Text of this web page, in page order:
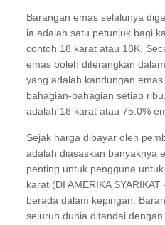
Barangan emas selalunya
ia adalah satu petunjuk bagi
contoh 18 karat atau 18K.
emas boleh diterangkan
yang adalah kandungan
bahagian-bahagian setiap
adalah 18 karat atau 75.0%
Sejak harga dibayar oleh
adalah diasaskan banyaknya
penting untuk pengguna
karat (DI AMERIKA
berada dalam kepingan.
seluruh dunia ditandai dengan